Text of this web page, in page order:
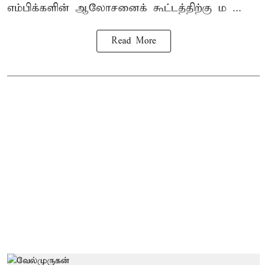
எம்பிக்களின் ஆலோசனைக் கூட்டத்திற்கு ம ...
Read More